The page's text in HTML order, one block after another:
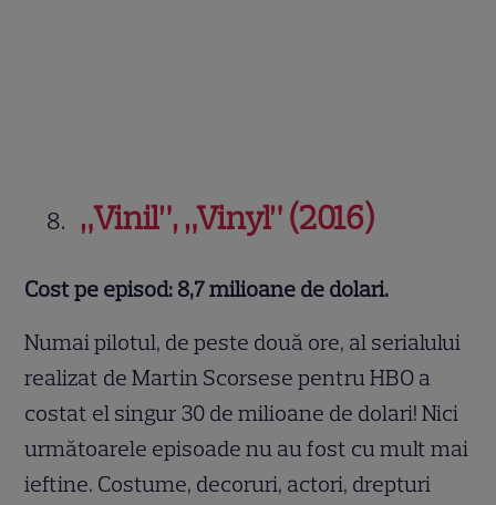
„Vinil”, „Vinyl” (2016)
Cost pe episod: 8,7 milioane de dolari.
Numai pilotul, de peste două ore, al serialului
realizat de Martin Scorsese pentru HBO a
costat el singur 30 de milioane de dolari! Nici
următoarele episoade nu au fost cu mult mai
ieftine. Costume, decoruri, actori, drepturi